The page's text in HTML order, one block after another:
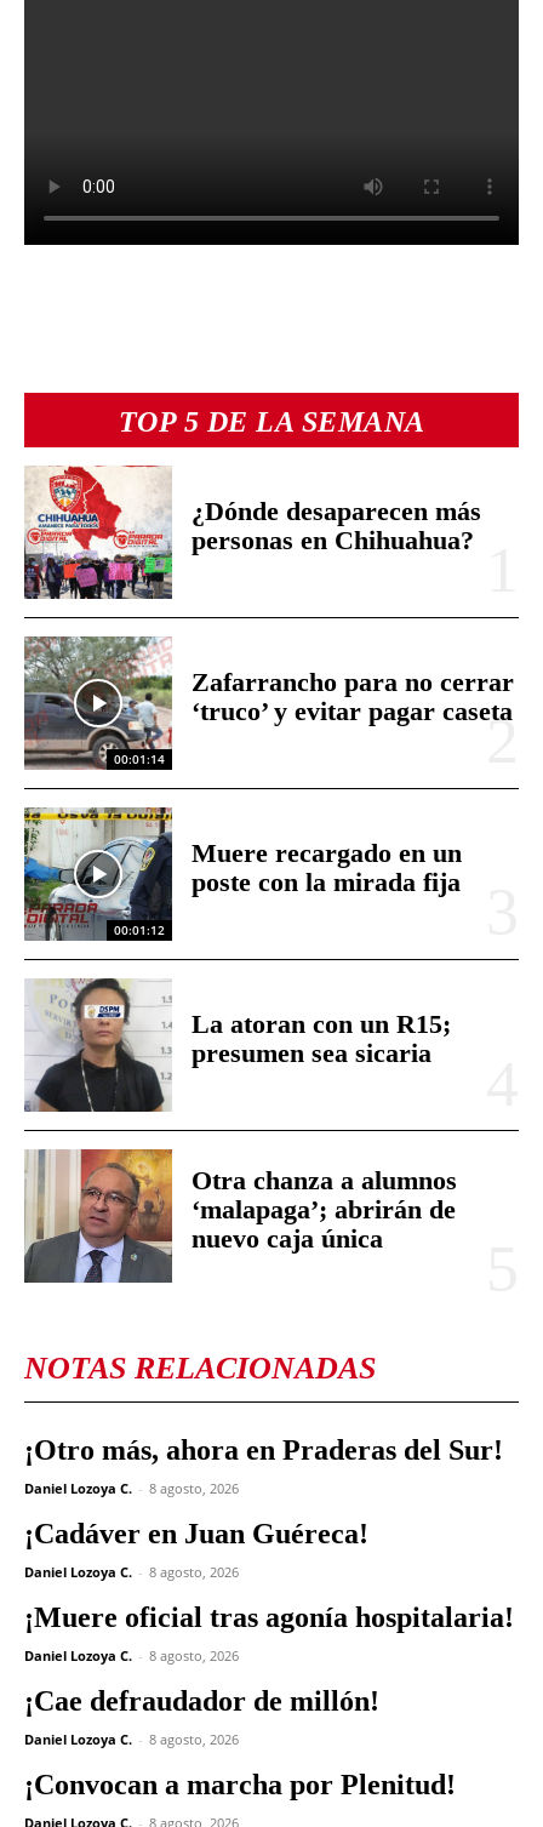
TOP 5 DE LA SEMANA
¿Dónde desaparecen más
personas en Chihuahua?
00:01:14
Zafarrancho para no cerrar
‘truco’ y evitar pagar caseta
00:01:12
Muere recargado en un
poste con la mirada fija
La atoran con un R15;
presumen sea sicaria
Otra chanza a alumnos
‘malapaga’; abrirán de
nuevo caja única
NOTAS RELACIONADAS
¡Otro más, ahora en Praderas del Sur!
Daniel Lozoya C. - 8 agosto, 2026
¡Cadáver en Juan Guéreca!
Daniel Lozoya C. - 8 agosto, 2026
¡Muere oficial tras agonía hospitalaria!
Daniel Lozoya C. - 8 agosto, 2026
¡Cae defraudador de millón!
Daniel Lozoya C. - 8 agosto, 2026
¡Convocan a marcha por Plenitud!
Daniel Lozoya C. - 8 agosto, 2026